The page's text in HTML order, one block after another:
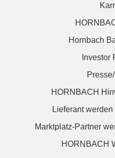
Hornbach
Investor
HORNBACH
Lieferant
Marktplatz-Partner
HORNBACH